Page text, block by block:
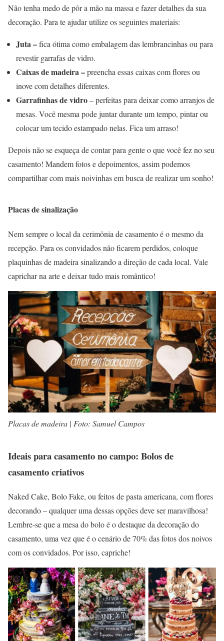
Não tenha medo de pôr a mão na massa e fazer detalhes da sua
decoração. Para te ajudar utilize os seguintes materiais:
Juta –fica ótima como embalagem das lembrancinhas ou para
revestir garrafas de vidro.
Caixas de madeira –preencha essas caixas com flores ou
inove com detalhes diferentes.
Garrafinhas de vidro– perfeitas para deixar como arranjos de
mesas. Você mesma pode juntar durante um tempo, pintar ou
colocar um tecido estampado nelas. Fica um arraso!
Depois não se esqueça de contar para gente o que você fez no seu
casamento! Mandem fotos e depoimentos, assim podemos
compartilhar com mais noivinhas em busca de realizar um sonho!
Placas de sinalização
Nem sempre o local da cerimônia de casamento é o mesmo da
recepção. Para os convidados não ficarem perdidos, coloque
plaquinhas de madeira sinalizando a direção de cada local. Vale
caprichar na arte e deixar tudo mais romântico!
Placas de madeira | Foto: Samuel Campos
Ideais para casamento no campo: Bolos de
casamento criativos
Naked Cake, Bolo Fake, ou feitos de pasta americana, com flores
decorando – qualquer uma dessas opções deve ser maravilhosa!
Lembre-se que a mesa do bolo é o destaque da decoração do
casamento, uma vez que é o cenário de 70% das fotos dos noivos
com os convidados. Por isso, capriche!